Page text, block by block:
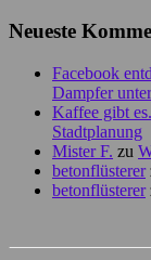
Neueste
Facebook
Dampfer
Kaffee gibt
Stadtplanung
Mister F. zu
betonflüsterer
betonflüsterer